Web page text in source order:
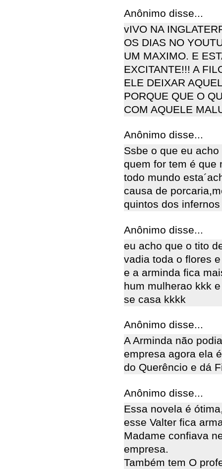
Anônimo disse...
vIVO NA
OS DIAS NO
UM MAXIMO. E
EXCITANTE!!! A
ELE DEIXAR
PORQUE QUE O
COM AQUELE
Anônimo disse...
Ssbe o que eu
quem for tem é que
todo mundo
causa de
quintos dos
Anônimo disse...
eu acho que o tito
vadia toda o flores
e a arminda fica
hum mulherao kkk
se casa kkkk
Anônimo disse...
A Arminda não
empresa agora ela
do Querêncio e dá
Anônimo disse...
Essa novela é
esse Valter fica
Madame confiava
empresa.
Também tem O